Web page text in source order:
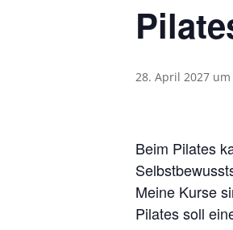
28. April 2027 um
Beim Pilates
Meine Kurse
Pilates soll